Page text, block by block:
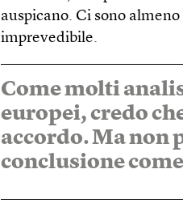
auspicano. Ci sono
imprevedibile.
Come molti
europei, credo
accordo. Ma non
conclusione